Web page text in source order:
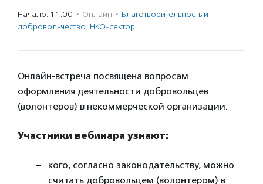
Начало: 11:00 · Онлайн · Благотвори­тель­ность и
доброволь­чест­во, НКО-сектор
Онлайн-встреча посвящена вопросам
оформления деятельности добровольцев
(волонтеров) в некоммерческой организации.
Участники вебинара узнают:
кого, согласно законодательству, можно
считать добровольцем (волонтером) в